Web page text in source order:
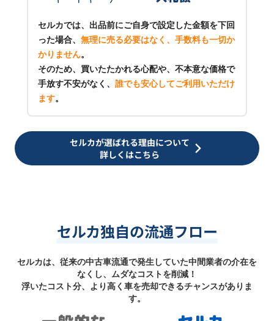
セルカでは、出品前にご自身で設定した金額を下回
った場合、 無理に売る必要はなく、手数料も一切か
かりません。
そのため、買いたたかれる心配や、不本意な価格で
手放す不安がなく、 誰でも安心してご利用いただけ
ます。
セルカが選ばれる理由について
詳しくはこちら
セルカ独自の流通フロー
セルカは、従来の中古車流通で発生していた中間業者の介在を
なくし、ムダなコストを削減！
浮いたコスト分、より高く車を売却できるチャンスがありま
す。